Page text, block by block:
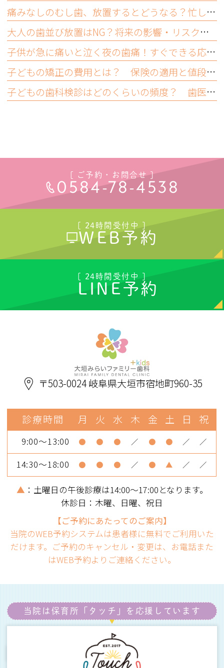
痛みなしのむし歯、放置するとどうなる？忙しいママが受診すべき理由
大人の歯並び放置はNG？将来の影響・リスクと今できるむし歯予防
子供が急に痛いと泣く夜の歯痛！すぐできる応急処置と受診の目安
子どもの矯正の費用とは？ 保険の適用と値段の相場について
子どもの歯科検診はどのくらいの頻度？ 歯医者では何をする？
[ ご予約・お問合せ ]
0584-78-4538
[ 24時間受付中 ]
WEB予約
[ 24時間受付中 ]
LINE予約
〒503-0024 岐阜県大垣市宿地町960-35
診療時間 月 火 水 木 金 土 日 祝
9:00～13:00 ● ● ● ／ ● ● ／ ／
14:30～18:00 ● ● ● ／ ● ▲ ／ ／
▲ ：土曜日の午後診療は14:00～17:00となります。
休診日：木曜、日曜、祝日
【ご予約にあたってのご案内】
当院のWEB予約システムは患者様に無料でご利用いた
だけます。ご予約のキャンセル・変更は、お電話また
はWEB予約よりご連絡ください。
当院は保育所「タッチ」を 応援しています